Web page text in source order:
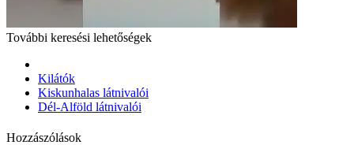
További keresési lehetőségek
Kilátók
Kiskunhalas látnivalói
Dél-Alföld látnivalói
Hozzászólások